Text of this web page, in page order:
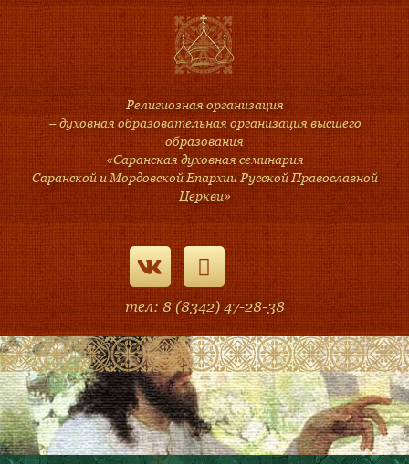
Религиозная организация
– духовная образовательная организация высшего
образования
«Саранская духовная семинария
Саранской и Мордовской Епархии Русской Православной
Церкви»
тел: 8 (8342) 47-28-38